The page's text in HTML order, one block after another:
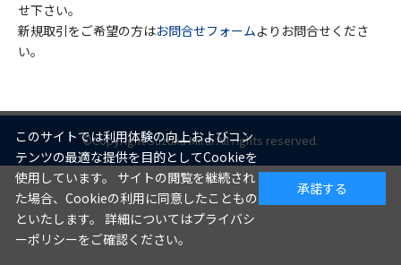
せ下さい。
新規取引をご希望の方はお問合せフォームよりお問合せくださ
い。
©Copyright Suzuka Mirai All rights reserved.
このサイトでは利用体験の向上およびコン
テンツの最適な提供を目的としてCookieを
使用しています。 サイトの閲覧を継続され
た場合、Cookieの利用に同意したこともの
といたします。 詳細についてはプライバシ
ーポリシーをご確認ください。
承諾する